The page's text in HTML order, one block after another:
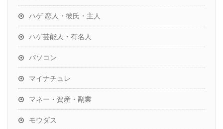
ハゲ 恋人・彼氏・主人
ハゲ芸能人・有名人
パソコン
マイナチュレ
マネー・資産・副業
モウダス